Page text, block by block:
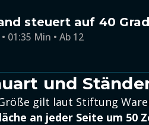
steuert auf 40
01:35 Min • Ab 12
und
gilt laut Stiftung
an jeder Seite um 50